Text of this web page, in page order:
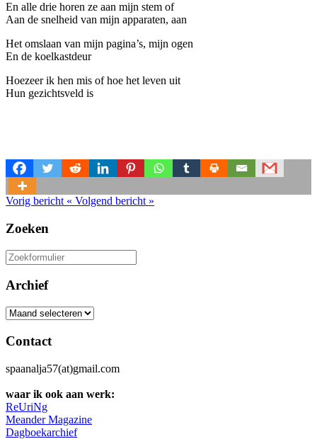
En alle drie horen ze aan mijn stem of
Aan de snelheid van mijn apparaten, aan
Het omslaan van mijn pagina’s, mijn ogen
En de koelkastdeur
Hoezeer ik hen mis of hoe het leven uit
Hun gezichtsveld is
Vorig bericht « Volgend bericht »
Zoeken
Zoeken
naar:
Archief
Archief
Contact
spaanalja57(at)gmail.com
waar ik ook aan werk:
ReUriNg
Meander Magazine
Dagboekarchief